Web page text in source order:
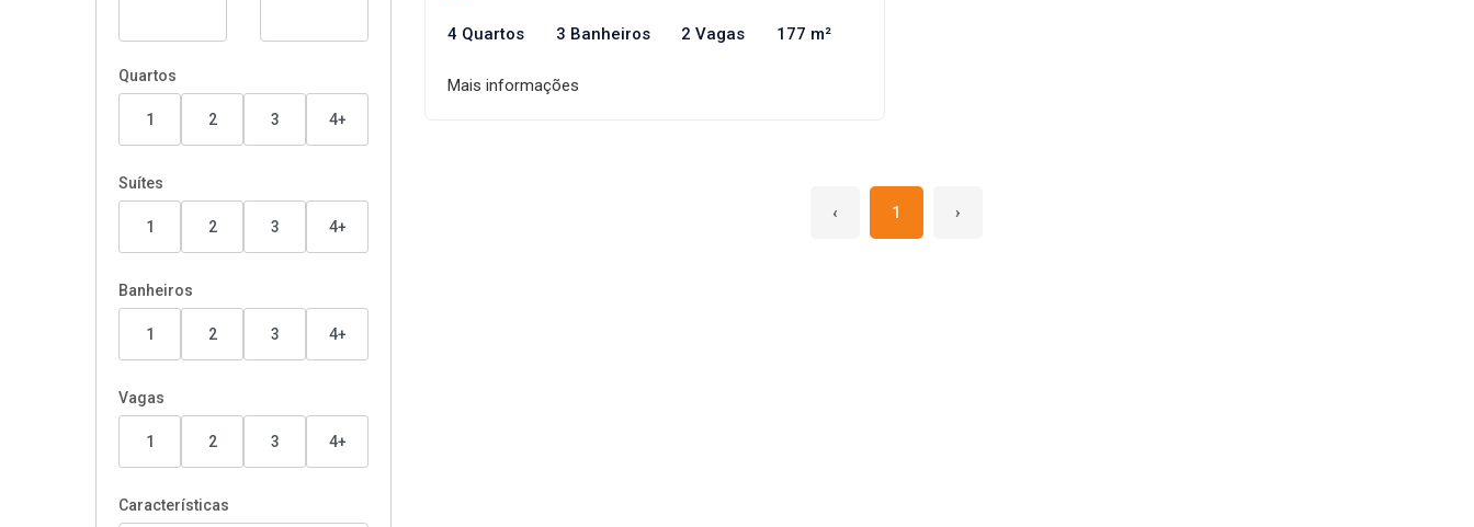
Quartos
1 2 3 4+
Suítes
1 2 3 4+
Banheiros
1 2 3 4+
Vagas
1 2 3 4+
Características
4 Quartos 3 Banheiros 2 Vagas 177 m²
Mais informações
‹ 1 ›